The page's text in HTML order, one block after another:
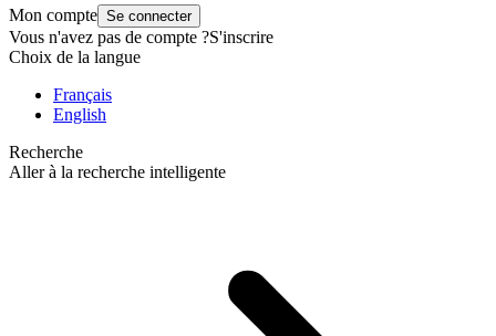
Mon compte Se connecter
Vous n'avez pas de compte ?S'inscrire
Choix de la langue
Français
English
Recherche
Aller à la recherche intelligente